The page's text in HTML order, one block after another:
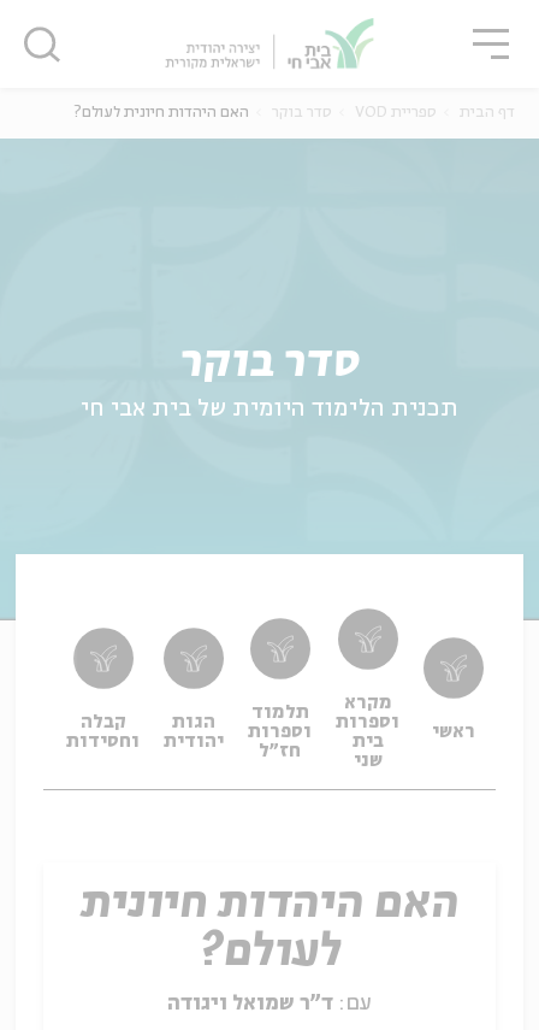
סדר בוקר
תכנית הלימוד היומית של בית אבי חי
דף הבית ספריית VOD סדר בוקר האם היהדות חיונית לעולם?
ראשי
מקרא
וספרות
בית
שני
תלמוד
וספרות
חז"ל
הגות
יהודית
קבלה
וחסידות
האם היהדות חיונית
לעולם?
עם: ד"ר שמואל ויגודה
סגור